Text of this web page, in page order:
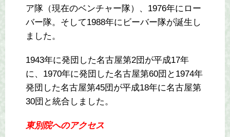
ア隊（現在のベンチャー隊）、1976年にロー
バー隊。そして1988年にビーバー隊が誕生し
ました。
1943年に発団した名古屋第2団が平成17年
に、1970年に発団した名古屋第60団と1974年
発団した名古屋第45団が平成18年に名古屋第
30団と統合しました。
東別院へのアクセス